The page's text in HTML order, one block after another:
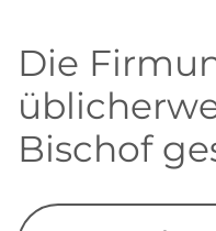
Die
Bischof